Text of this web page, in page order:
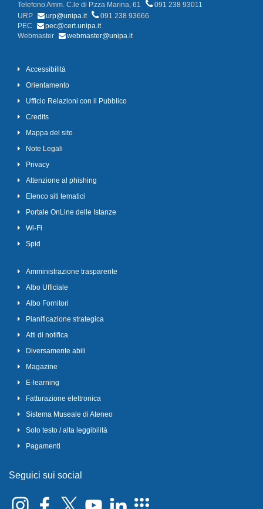
Telefono Amm. C.le di P.zza Marina, 61
091 238 93011
URP
urp@unipa.it
091 238 93666
PEC
pec@cert.unipa.it
Webmaster
webmaster@unipa.it
Accessibilità
Orientamento
Ufficio Relazioni con il Pubblico
Credits
Mappa del sito
Note Legali
Privacy
Attenzione al phishing
Elenco siti tematici
Portale OnLine delle Istanze
Wi-Fi
Spid
Amministrazione trasparente
Albo Ufficiale
Albo Fornitori
Pianificazione strategica
Atti di notifica
Diversamente abili
Magazine
E-learning
Fatturazione elettronica
Sistema Museale di Ateneo
Solo testo / alta leggibilità
Pagamenti
Seguici sui social